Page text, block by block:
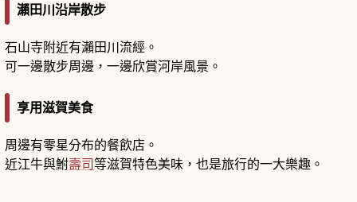
瀨田川沿岸散步
石山寺附近有瀨田川流經。
可一邊散步周邊，一邊欣賞河岸風景。
享用滋賀美食
周邊有零星分布的餐飲店。
近江牛與鮒壽司等滋賀特色美味，也是旅行的一大樂趣。